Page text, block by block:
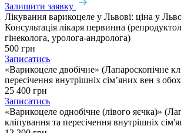
Залишити заявку
Лікування варикоцеле у Львові: ціна у
Консультація лікаря первинна
гінеколога, уролога-андролога)
500 грн
Записатись
«Варикоцеле двобічне» (Лапароскопічне
пересічення внутрішніх сім’яних вен з
25 400 грн
Записатись
«Варикоцеле однобічне (лівого яєчка)»
кліпування та пересічення внутрішніх